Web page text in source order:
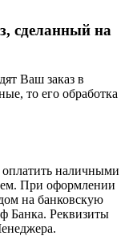
сделанный на
Ваш заказ в
то его обработка
наличными
При оформлении
на банковскую
Банка. Реквизиты